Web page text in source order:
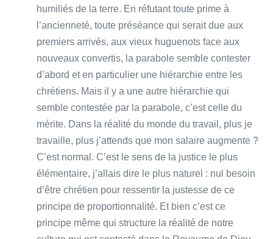
humiliés de la terre. En réfutant toute prime à
l’ancienneté, toute préséance qui serait due aux
premiers arrivés, aux vieux huguenots face aux
nouveaux convertis, la parabole semble contester
d’abord et en particulier une hiérarchie entre les
chrétiens. Mais il y a une autre hiérarchie qui
semble contestée par la parabole, c’est celle du
mérite. Dans la réalité du monde du travail, plus je
travaille, plus j’attends que mon salaire augmente ?
C’est normal. C’est le sens de la justice le plus
élémentaire, j’allais dire le plus naturel : nul besoin
d’être chrétien pour ressentir la justesse de ce
principe de proportionnalité. Et bien c’est ce
principe même qui structure la réalité de notre